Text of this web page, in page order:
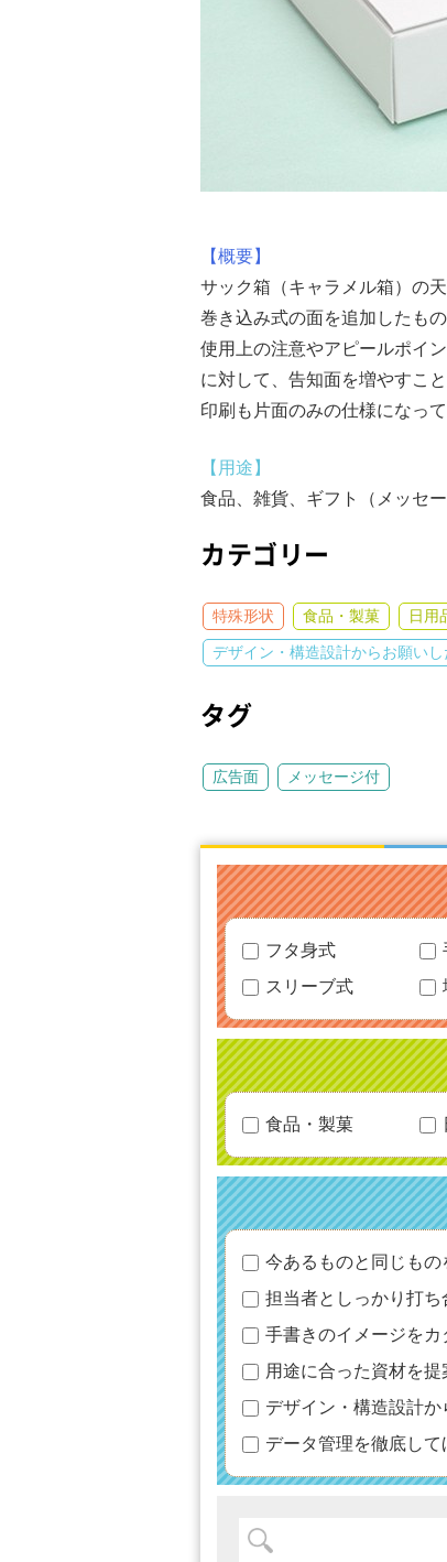
【概要】
サック箱（キャラメル箱）の天
巻き込み式の面を追加したもの
使用上の注意やアピールポイ
に対して、告知面を増やすこと
印刷も片面のみの仕様になって
【用途】
食品、雑貨、ギフト（メッセ
カテゴリー
特殊形状 食品・製菓 日用
デザイン・構造設計からお願いし
タグ
広告面 メッセージ付
フタ身式
スリーブ式
食品・製菓
今あるものと同じもの
担当者としっかり打ち
手書きのイメージを
用途に合った資材を提
デザイン・構造設計
データ管理を徹底して